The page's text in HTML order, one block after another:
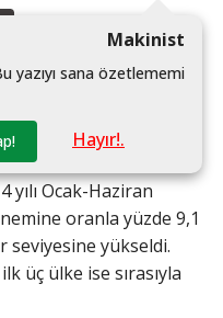
Makinist
u yazıyı sana özetlememi
Hayır!.
Ocak-Haziran
oranla yüzde 9,1
yükseldi.
yılı Ocak-Haziran
oranla yüzde 9,1
seviyesine yükseldi.
üç ülke ise sırasıyla